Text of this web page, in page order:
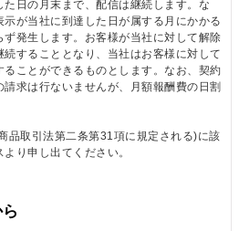
資の額をうまくコントロー
。特に大きなクライシス(危
資すべきです。過去を見る
ョック、311東日本大震災、
す。
クライシスは必ず過ぎま
メリカの株式市場は長期で
日の月末まで、配信は継続します。な
が当社に到達した日が属する月にかかる
発生します。お客様が当社に対して解除
することとなり、当社はお客様に対して
ことができるものとします。なお、契約
求は行ないませんが、月額報酬費の日割
品取引法第二条第31項に規定される)に該
り申し出てください。